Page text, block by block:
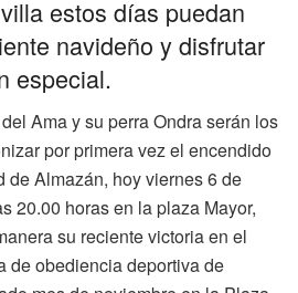
estos días puedan
navideño y disfrutar
especial.
Ama y su perra Ondra serán los
por primera vez el encendido
de Almazán, hoy viernes 6 de
20.00 horas en la plaza Mayor,
su reciente victoria en el
de obediencia deportiva de